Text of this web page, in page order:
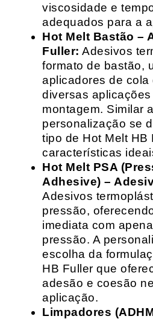
viscosidade e
adequados para a
Hot Melt Bastão –
Fuller: Adesivos
formato de bastão,
aplicadores de cola
diversas
montagem. Similar
personalização se
tipo de Hot Melt HB
características
Hot Melt PSA
Adhesive) –
Adesivos
pressão,
imediata com
pressão. A
escolha da
HB Fuller que
adesão e coesão
aplicação.
Limpadores